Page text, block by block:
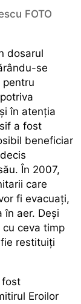
FOTO
dosarul
se
pentru
în atenţia
a fost
beneficiar
În 2007,
care
fi evacuaţi,
în aer. Deşi
ceva timp
restituiţi
fost
Eroilor